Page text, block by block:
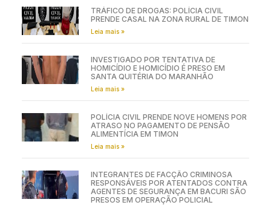
TRÁFICO DE DROGAS: POLÍCIA CIVIL
PRENDE CASAL NA ZONA RURAL DE TIMON
Leia mais »
INVESTIGADO POR TENTATIVA DE
HOMICÍDIO E HOMICÍDIO É PRESO EM
SANTA QUITÉRIA DO MARANHÃO
Leia mais »
POLÍCIA CIVIL PRENDE NOVE HOMENS POR
ATRASO NO PAGAMENTO DE PENSÃO
ALIMENTÍCIA EM TIMON
Leia mais »
INTEGRANTES DE FACÇÃO CRIMINOSA
RESPONSÁVEIS POR ATENTADOS CONTRA
AGENTES DE SEGURANÇA EM BACURI SÃO
PRESOS EM OPERAÇÃO POLICIAL